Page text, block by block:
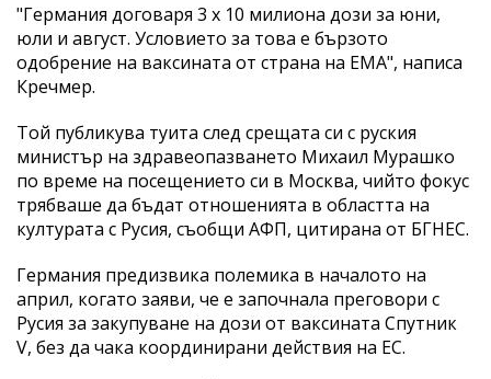
"Германия договаря 3 х 10 милиона дози за юни,
юли и август. Условието за това е бързото
одобрение на ваксината от страна на ЕМА", написа
Кречмер.
Той публикува туита след срещата си с руския
министър на здравеопазването Михаил Мурашко
по време на посещението си в Москва, чийто фокус
трябваше да бъдат отношенията в областта на
културата с Русия, съобщи АФП, цитирана от БГНЕС.
Германия предизвика полемика в началото на
април, когато заяви, че е започнала преговори с
Русия за закупуване на дози от ваксината Спутник
V, без да чака координирани действия на ЕС.